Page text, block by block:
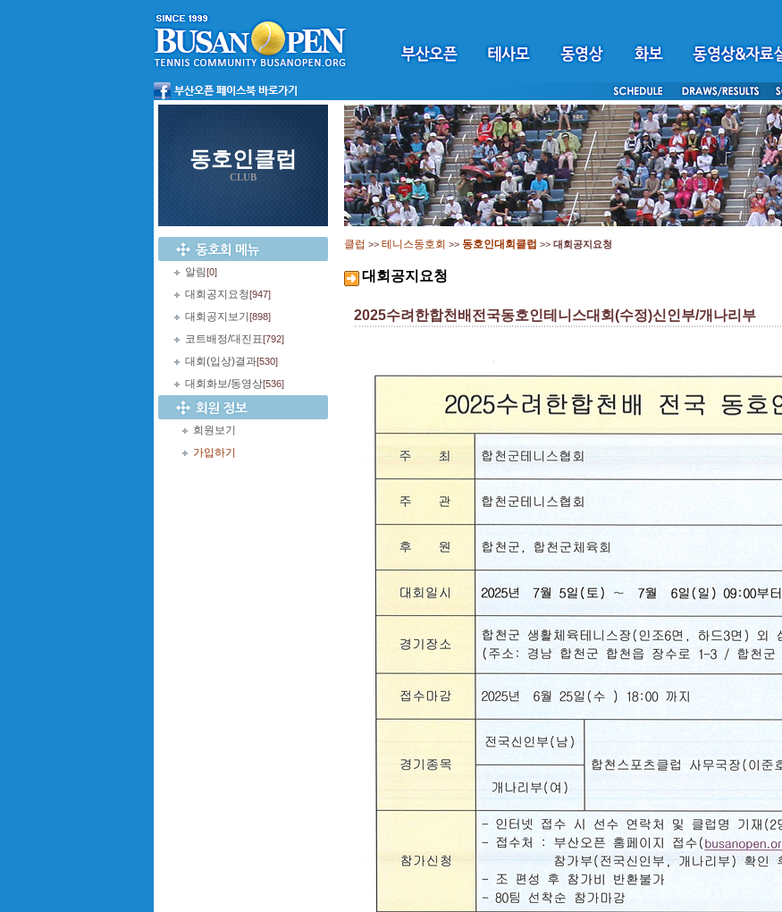
동호인클럽
CLUB
알림[0]
대회공지요청[947]
대회공지보기 [898]
코트배정/대진표[792]
대회(입상)결과[530]
대회화보/동영상[536]
회원보기
가입하기
클럽 >> 테니스동호회 >> 동호인대회클럽 >> 대회공지요청
대회공지요청
2025수려한합천배전국동호인테니스대회(수정)신인부/개나리부